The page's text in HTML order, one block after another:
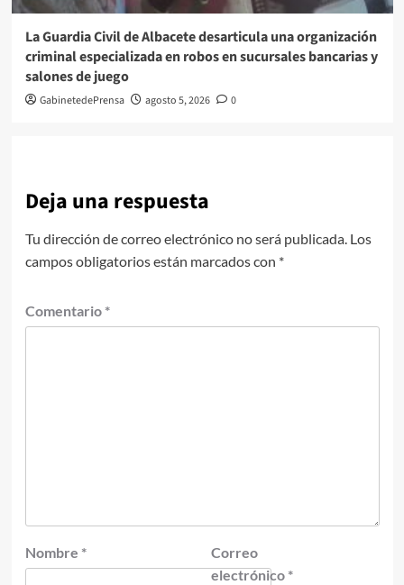
La Guardia Civil de Albacete desarticula una organización
criminal especializada en robos en sucursales bancarias y
salones de juego
GabinetedePrensa agosto 5, 2026 0
Deja una respuesta
Tu dirección de correo electrónico no será publicada. Los
campos obligatorios están marcados con *
Comentario *
Nombre *
Correo
electrónico *